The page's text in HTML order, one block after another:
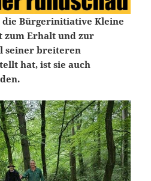
die Bürgerinitiative Kleine
zum Erhalt und zur
seiner breiteren
hat, ist sie auch